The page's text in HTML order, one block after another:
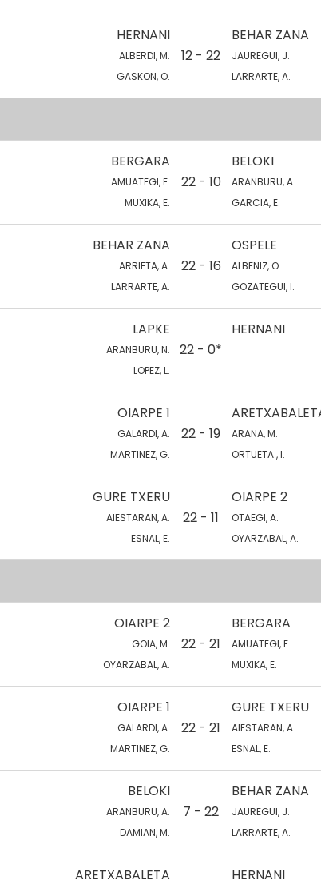
HERNANI
ALBERDI, M.
GASKON, O.
12 - 22
BEHAR ZANA
JAUREGUI, J.
LARRARTE, A.
BERGARA
AMUATEGI, E.
MUXIKA, E.
22 - 10
BELOKI
ARANBURU, A.
GARCIA, E.
BEHAR ZANA
ARRIETA, A.
LARRARTE, A.
22 - 16
OSPELE
ALBENIZ, O.
GOZATEGUI, I.
LAPKE
ARANBURU, N.
LOPEZ, L.
22 - 0*
HERNANI
OIARPE 1
GALARDI, A.
MARTINEZ, G.
22 - 19
ARANA, M.
ORTUETA , I.
GURE TXERU
AIESTARAN, A.
ESNAL, E.
22 - 11
OIARPE 2
OTAEGI, A.
OYARZABAL, A.
OIARPE 2
GOIA, M.
OYARZABAL, A.
22 - 21
BERGARA
AMUATEGI, E.
MUXIKA, E.
OIARPE 1
GALARDI, A.
MARTINEZ, G.
22 - 21
GURE TXERU
AIESTARAN, A.
ESNAL, E.
BELOKI
ARANBURU, A.
DAMIAN, M.
7 - 22
BEHAR ZANA
JAUREGUI, J.
LARRARTE, A.
ARETXABALETA HERNANI